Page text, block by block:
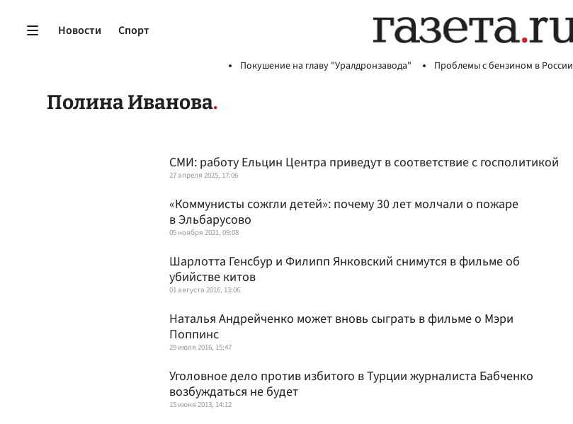
Новости Спорт
Покушение на главу "Уралдронзавода" Проблемы с бензином в России
Полина Иванова
СМИ: работу Ельцин Центра приведут в соответствие с госполитикой
27 апреля 2025, 17:06
«Коммунисты сожгли детей»: почему 30 лет молчали о пожаре
в Эльбарусово
05 ноября 2021, 09:08
Шарлотта Генсбур и Филипп Янковский снимутся в фильме об
убийстве китов
01 августа 2016, 13:06
Наталья Андрейченко может вновь сыграть в фильме о Мэри
Поппинс
29 июля 2016, 15:47
Уголовное дело против избитого в Турции журналиста Бабченко
возбуждаться не будет
15 июня 2013, 14:12